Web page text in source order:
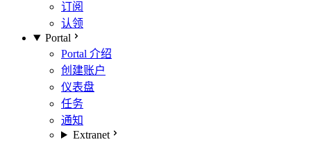
订阅
认领
Portal
Portal 介绍
创建账户
仪表盘
任务
通知
Extranet